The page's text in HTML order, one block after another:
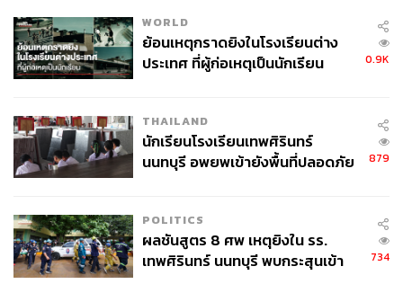
WORLD
ย้อนเหตุกราดยิงในโรงเรียนต่าง
ประเทศ ที่ผู้ก่อเหตุเป็นนักเรียน
0.9K
THAILAND
นักเรียนโรงเรียนเทพศิรินทร์
นนทบุรี อพยพเข้ายังพื้นที่ปลอดภัย
879
POLITICS
ผลชันสูตร 8 ศพ เหตุยิงใน รร.
เทพศิรินทร์ นนทบุรี พบกระสุนเข้า
734